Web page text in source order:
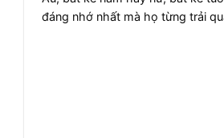
đáng nhớ nhất mà họ từng trải